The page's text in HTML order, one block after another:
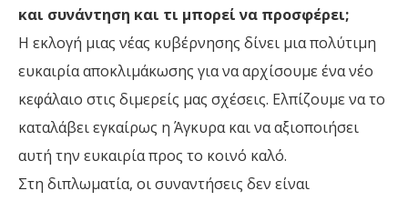
και συνάντηση και τι μπορεί να προσφέρει;
Η εκλογή μιας νέας κυβέρνησης δίνει μια πολύτιμη
ευκαιρία αποκλιμάκωσης για να αρχίσουμε ένα νέο
κεφάλαιο στις διμερείς μας σχέσεις. Ελπίζουμε να το
καταλάβει εγκαίρως η Άγκυρα και να αξιοποιήσει
αυτή την ευκαιρία προς το κοινό καλό.
Στη διπλωματία, οι συναντήσεις δεν είναι